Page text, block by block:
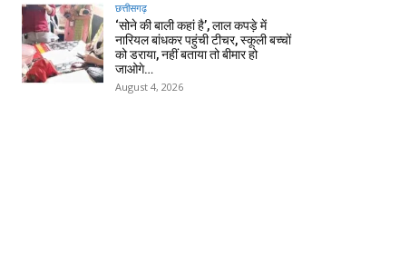
छत्तीसगढ़
‘सोने की बाली कहां है’, लाल कपड़े में
नारियल बांधकर पहुंची टीचर, स्कूली बच्चों
को डराया, नहीं बताया तो बीमार हो
जाओगे…
August 4, 2026